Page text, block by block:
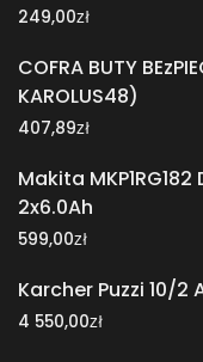
249,00zł
COFRA BUTY
KAROLUS48)
407,89zł
Makita MKP1RG182
2x6.0Ah
599,00zł
Karcher Puzzi 10/2
4 550,00zł